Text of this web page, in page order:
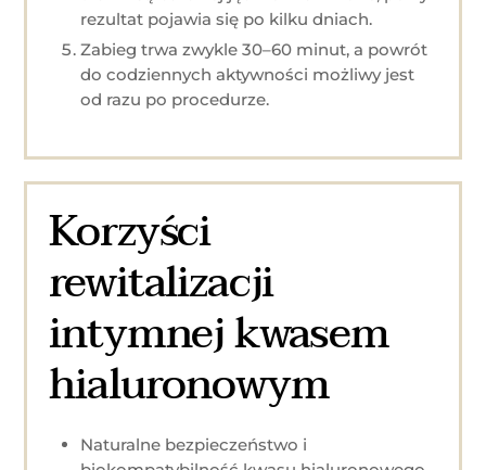
rezultat pojawia się po kilku dniach.
Zabieg trwa zwykle 30–60 minut, a powrót
do codziennych aktywności możliwy jest
od razu po procedurze.
Korzyści
rewitalizacji
intymnej kwasem
hialuronowym
Naturalne bezpieczeństwo i